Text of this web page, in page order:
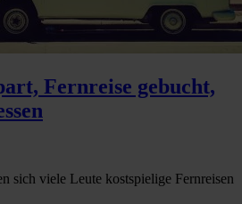
Fernreise gebucht,
sich viele Leute kostspielige Fernreisen